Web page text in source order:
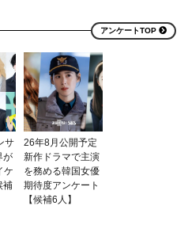
アンケートTOP
サ
が
ケ
補
26年8月公開予定
新作ドラマで主演
を務める韓国女優
期待度アンケート
【候補6人】